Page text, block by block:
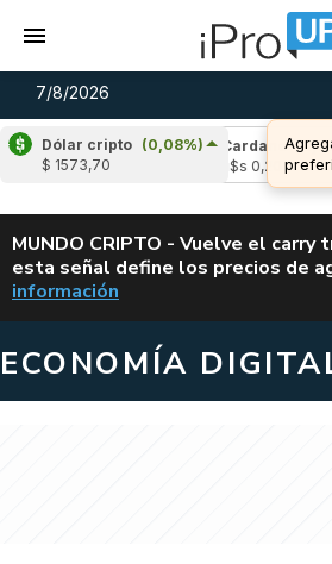
7/8/2026
Dólar cripto (0,08%)
$ 1573,70
(-1,72%)
Cardano (4,90%)
u$s 0,20
ALERTA
MUNDO CRIPTO - Vuelve el carry
esta señal define los precios de
información
ECONOMÍA